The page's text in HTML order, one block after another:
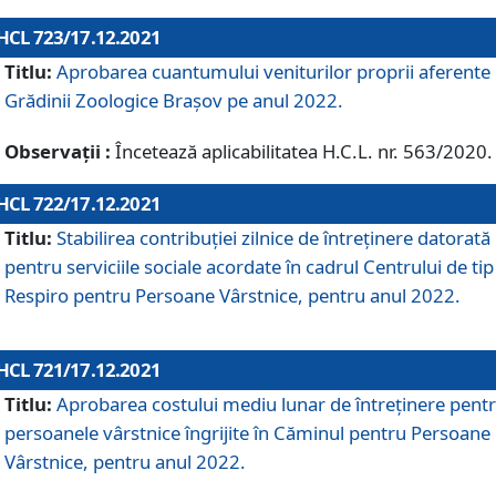
723/17.12.2021
Titlu: Aprobarea cuantumului veniturilor proprii aferente
Grădinii Zoologice Braşov pe anul 2022.
Observații : Încetează aplicabilitatea H.C.L. nr. 563/2020.
722/17.12.2021
Titlu: Stabilirea contribuţiei zilnice de întreținere datorată
pentru serviciile sociale acordate în cadrul Centrului de tip
Respiro pentru Persoane Vârstnice, pentru anul 2022.
721/17.12.2021
Titlu: Aprobarea costului mediu lunar de întreţinere
persoanele vârstnice îngrijite în Căminul pentru Persoane
Vârstnice, pentru anul 2022.